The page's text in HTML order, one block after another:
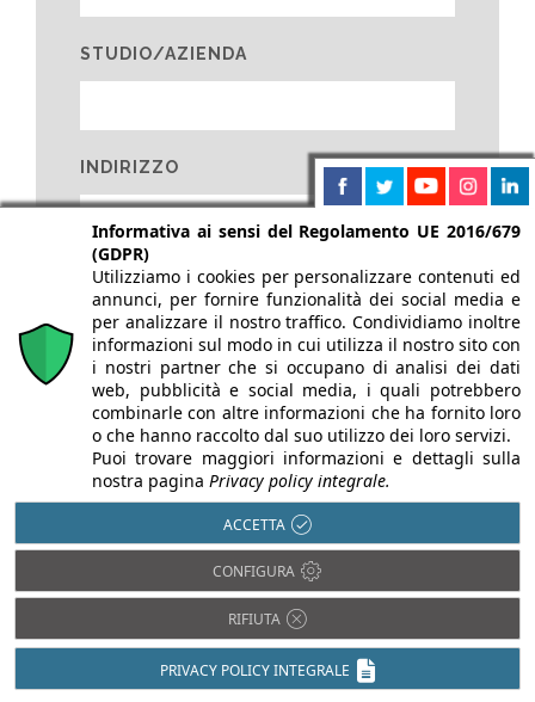
STUDIO/AZIENDA
INDIRIZZO
E-MAIL *
TELEFONO
PROFESSIONE
Informativa ai sensi del Regolamento UE 2016/679
(GDPR)
Utilizziamo i cookies per personalizzare contenuti ed
annunci, per fornire funzionalità dei social media e
per analizzare il nostro traffico. Condividiamo inoltre
informazioni sul modo in cui utilizza il nostro sito con
i nostri partner che si occupano di analisi dei dati
web, pubblicità e social media, i quali potrebbero
combinarle con altre informazioni che ha fornito loro
o che hanno raccolto dal suo utilizzo dei loro servizi.
Puoi trovare maggiori informazioni e dettagli sulla
nostra pagina Privacy policy integrale.
ACCETTA
CONFIGURA
RIFIUTA
PRIVACY POLICY INTEGRALE